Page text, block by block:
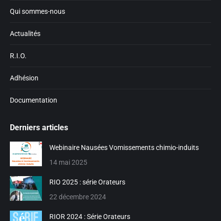
windowwindow
Qui sommes-nous
Actualités
R.I.O.
Adhésion
Documentation
Derniers articles
Webinaire Nausées Vomissements chimio-induits
14 mai 2025
RIO 2025 : série Orateurs
22 décembre 2024
RIOR 2024 : Série Orateurs